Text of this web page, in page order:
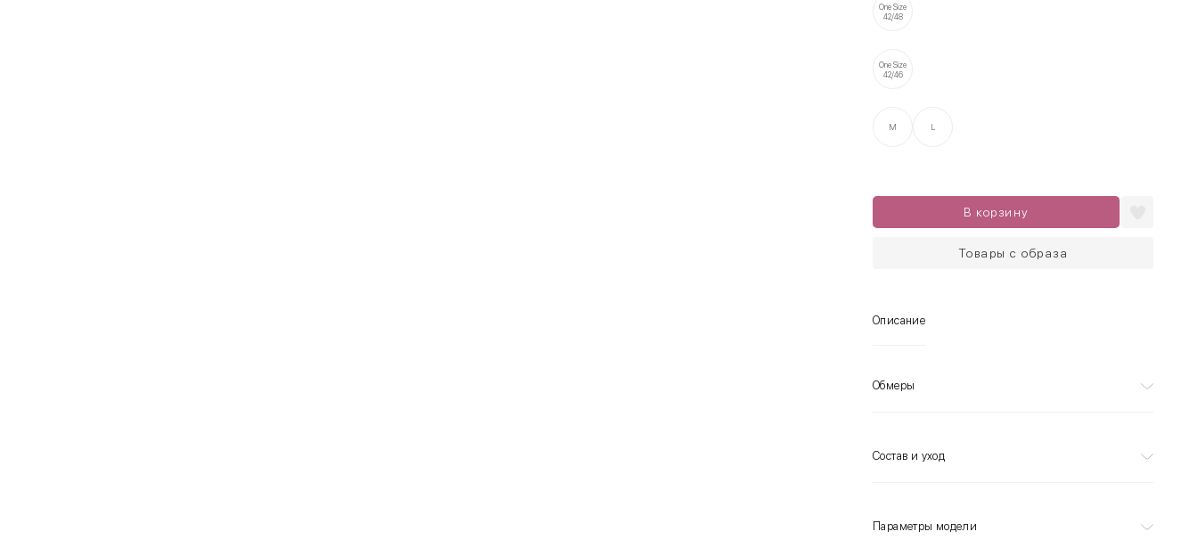
One Size
42/48
One Size
42/46
M L
В корзину
Товары с образа
Описание
Обмеры
Состав и уход
Параметры модели